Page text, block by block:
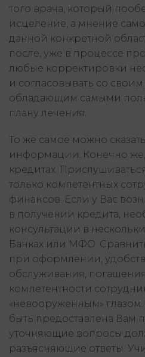
того врача, который
исцеление, а мнение
данной конкретной
после, уже в процессе
любые корректировки
и согласовывать со
обладающим самыми
плану лечения.
То же самое можно
информации. Конечно же,
кредитах.
только компетентных
финансов. Если у Вас
в получении кредита,
консультации в
Банках или МФО.
при оформлении,
обслуживания,
компетентности
«невооруженным»
быть предоставлена Вам
уточняющие вопросы
разъясняющие ответы.